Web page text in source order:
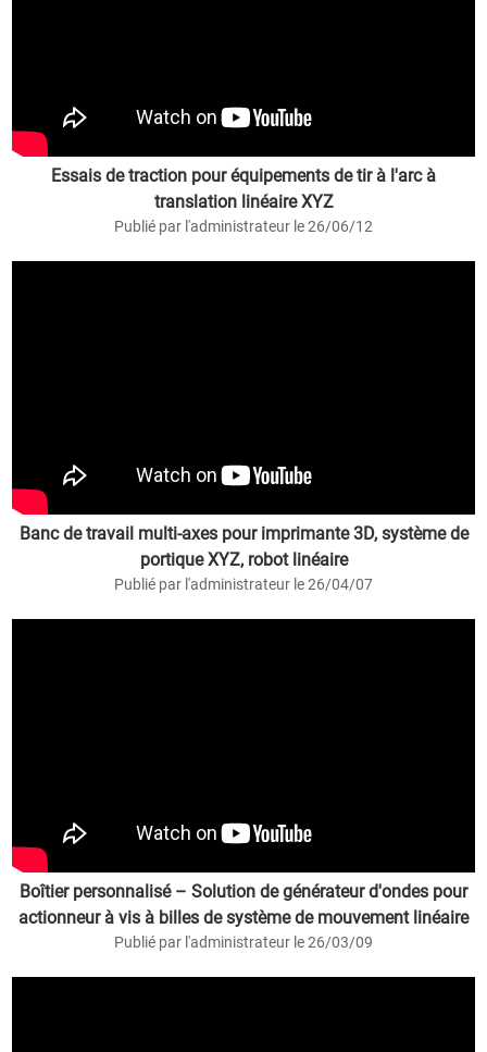
Essais de traction pour équipements de tir à l'arc à
translation linéaire XYZ
Publié par l'administrateur le 26/06/12
Banc de travail multi-axes pour imprimante 3D, système de
portique XYZ, robot linéaire
Publié par l'administrateur le 26/04/07
Boîtier personnalisé – Solution de générateur d'ondes pour
actionneur à vis à billes de système de mouvement linéaire
Publié par l'administrateur le 26/03/09